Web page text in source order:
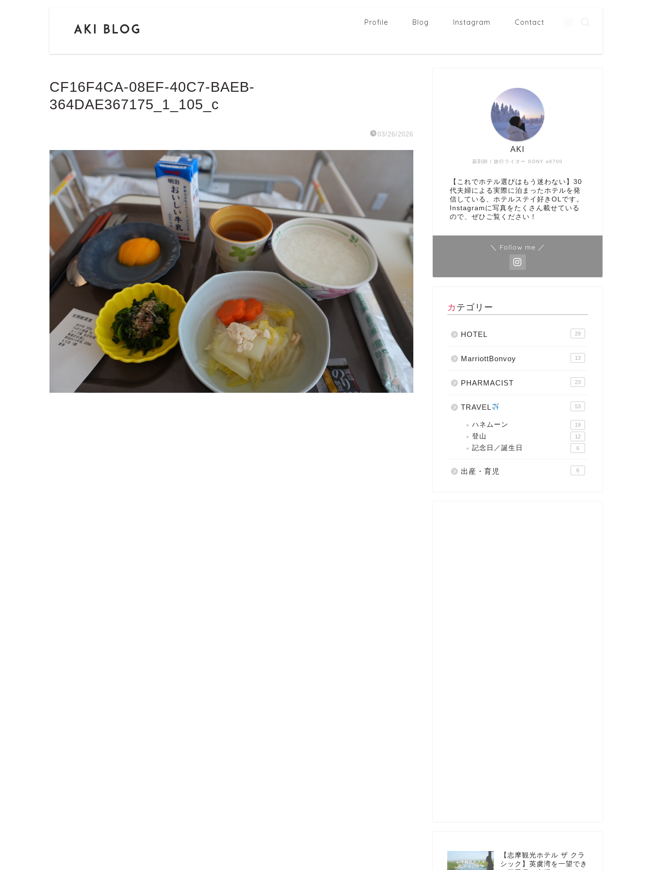
Profile Blog Instagram Contact
CF16F4CA-08EF-40C7-BAEB-
364DAE367175_1_105_c
03/26/2026
薬剤師 / 旅行ライター SONY α6700
AKI
【これでホテル選びはもう迷わない】30
代夫婦による実際に泊まったホテルを発
信している、ホテルステイ好きOLです。
Instagramに写真をたくさん載せている
ので、ぜひご覧ください！
＼ Follow me ／
カテゴリー
HOTEL 29
MarriottBonvoy 13
PHARMACIST 23
TRAVEL 53
ハネムーン 19
登山 12
記念日／誕生日 6
出産・育児 6
【志摩観光ホテル ザ クラ
シック】英虞湾を一望でき